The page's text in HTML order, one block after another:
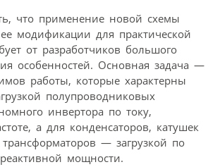
что применение новой схемы
модификации для практической
от разработчиков большого
особенностей. Основная задача —
работы, которые характерны
полупроводниковых
инвертора по току,
а для конденсаторов, катушек
— загрузкой по
мощности.